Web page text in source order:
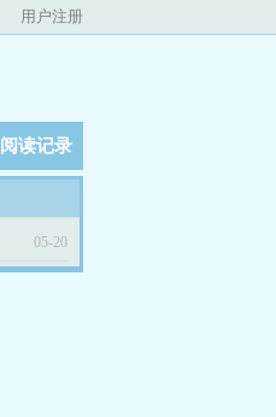
用户注册
阅读记录
05-20